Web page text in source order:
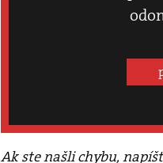
Ak ste našli chybu,